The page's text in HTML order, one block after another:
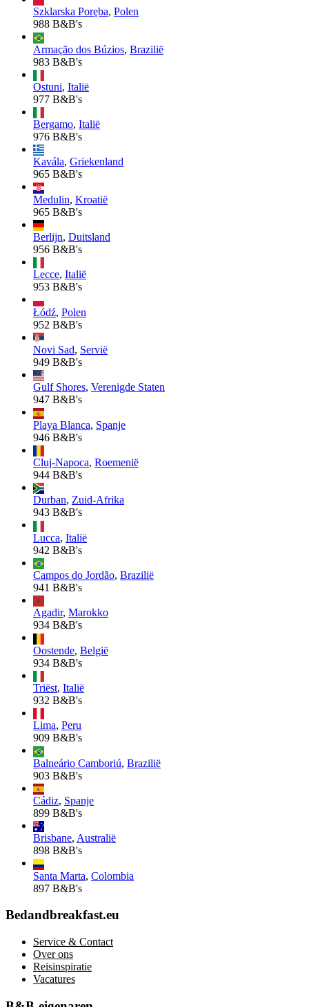
Szklarska Poręba, Polen
988 B&B's
Armação dos Búzios, Brazilië
983 B&B's
Ostuni, Italië
977 B&B's
Bergamo, Italië
976 B&B's
Kavála, Griekenland
965 B&B's
Medulin, Kroatië
965 B&B's
Berlijn, Duitsland
956 B&B's
Lecce, Italië
953 B&B's
Łódź, Polen
952 B&B's
Novi Sad, Servië
949 B&B's
Gulf Shores, Verenigde Staten
947 B&B's
Playa Blanca, Spanje
946 B&B's
Cluj-Napoca, Roemenië
944 B&B's
Durban, Zuid-Afrika
943 B&B's
Lucca, Italië
942 B&B's
Campos do Jordão, Brazilië
941 B&B's
Agadir, Marokko
934 B&B's
Oostende, België
934 B&B's
Triëst, Italië
932 B&B's
Lima, Peru
909 B&B's
Balneário Camboriú, Brazilië
903 B&B's
Cádiz, Spanje
899 B&B's
Brisbane, Australië
898 B&B's
Santa Marta, Colombia
897 B&B's
Bedandbreakfast.eu
Service & Contact
Over ons
Reisinspiratie
Vacatures